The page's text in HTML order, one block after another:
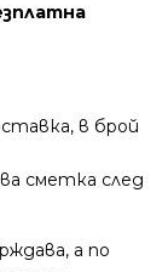
в брой
сметка след
а по